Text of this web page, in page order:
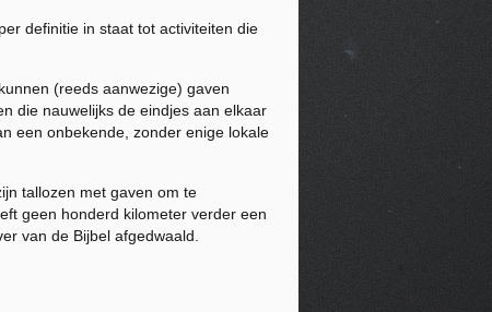
definitie in staat tot activiteiten die
(reeds aanwezige) gaven
die nauwelijks de eindjes aan elkaar
een onbekende, zonder enige lokale
tallozen met gaven om te
geen honderd kilometer verder een
van de Bijbel afgedwaald.